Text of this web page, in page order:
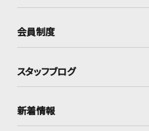
会員制度
スタッフブログ
新着情報